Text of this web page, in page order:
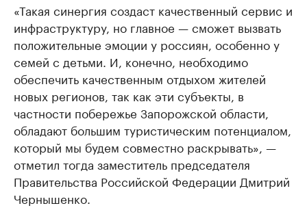
«Такая синергия создаст качественный сервис и
инфраструктуру, но главное — сможет вызвать
положительные эмоции у россиян, особенно у
семей с детьми. И, конечно, необходимо
обеспечить качественным отдыхом жителей
новых регионов, так как эти субъекты, в
частности побережье Запорожской области,
обладают большим туристическим потенциалом,
который мы будем совместно раскрывать», —
отметил тогда заместитель председателя
Правительства Российской Федерации Дмитрий
Чернышенко.